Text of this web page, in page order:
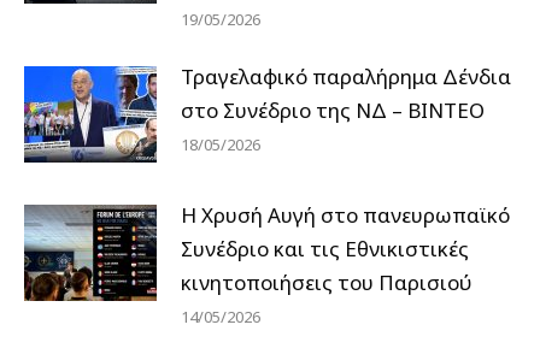
19/05/2026
Τραγελαφικό παραλήρημα Δένδια
στο Συνέδριο της ΝΔ – ΒΙΝΤΕΟ
18/05/2026
Η Χρυσή Αυγή στο πανευρωπαϊκό
Συνέδριο και τις Εθνικιστικές
κινητοποιήσεις του Παρισιού
14/05/2026